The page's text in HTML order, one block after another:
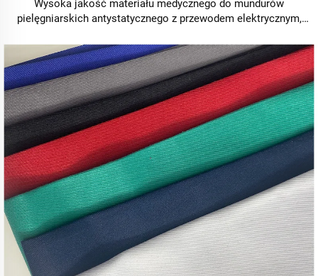
Wysoka jakość materiału medycznego do mundurów
pielęgniarskich antystatycznego z przewodem elektrycznym,